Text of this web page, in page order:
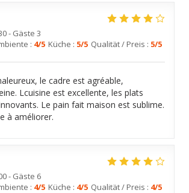
- Gäste 3
: 4/5 Küche : 5/5 Qualität / Preis : 5/5
le cadre est agréable,
Lcuisine est excellente, les plats
Le pain fait maison est sublime.
à améliorer.
- Gäste 6
: 4/5 Küche : 4/5 Qualität / Preis : 4/5